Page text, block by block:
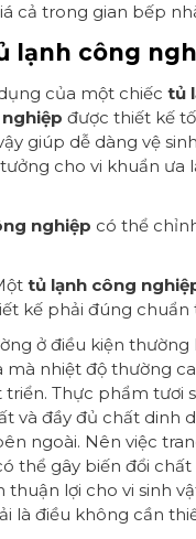
cả trong gian bếp
lạnh công
của một chiếc tủ
được thiết kế
giúp dễ dàng vệ
cho vi khuẩn
nghiệp có thể
tủ lạnh công
kế phải đúng
ở điều kiện
mà nhiệt độ thường
Thực phẩm tươi
và đầy đủ chất dinh
ngoài. Nên việc
thể gây biến đổi
lợi cho vi sinh
là điều không cần